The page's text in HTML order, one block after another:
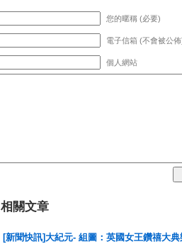
您的暱稱 (必要)
電子信箱 (不會被公
個人網站
相關文章
[新聞快訊]大紀元- 組圖：英國女王鑽禧大